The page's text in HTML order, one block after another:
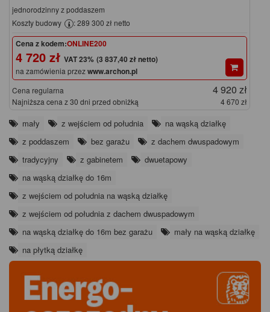
jednorodzinny z poddaszem
Koszty budowy
: 289 300 zł netto
Cena z kodem:ONLINE200
4 720 zł (3 837,40 zł netto)
na zamówienia przezwww.archon.pl
Cena regularna 4 920 zł
Najniższa cena z 30 dni przed obniżką 4 670 zł
mały z wejściem od południa
na wąską działkę
z poddaszem
bez garażu
z dachem dwuspadowym
tradycyjny
z gabinetem
dwuetapowy
na wąską działkę do 16m
z wejściem od południa na wąską działkę
z wejściem od południa z dachem dwuspadowym
na wąską działkę do 16m bez garażu
mały na wąską działkę
na płytką działkę